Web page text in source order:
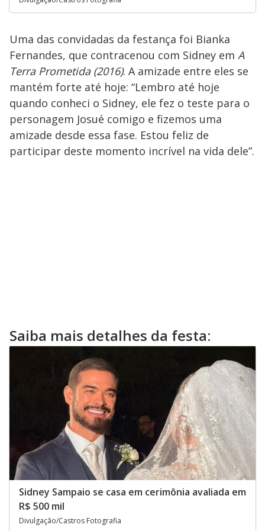
Uma das convidadas da festança foi Bianka
Fernandes, que contracenou com Sidney em A
Terra Prometida (2016). A amizade entre eles se
mantém forte até hoje: “Lembro até hoje
quando conheci o Sidney, ele fez o teste para o
personagem Josué comigo e fizemos uma
amizade desde essa fase. Estou feliz de
participar deste momento incrível na vida dele”.
Saiba mais detalhes da festa:
Sidney Sampaio se casa em cerimônia avaliada em
R$ 500 mil
Divulgação/Castros Fotografia